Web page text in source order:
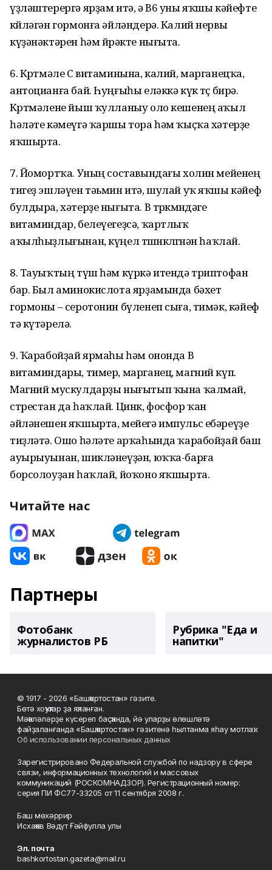
үҙләштерергә ярҙам итә, ә В6 уны яҡшы кәйефте
көйләгән гормонға әйләндерә. Калий нервы
күҙәнәктәрен һәм йөрәкте нығыта.
6. Көртмәле С витаминына, калий, марганецҡа,
антоцианға бай. Һуңғыһы еләккә күк төҫ бирә.
Көртмәлене йыш ҡулланыу оло кешенең аҡыл
һәләте кәмеүгә ҡаршы тора һәм ҡыҫҡа хәтерҙе
яҡшырта.
7. Йомортҡа. Уның составындағы холин мейенең
тигеҙ эшләүен тәьмин итә, шулай уҡ яҡшы кәйеф
булдыра, хәтерҙе нығыта. В төркөмөндәге
витаминдар, белеүегеҙсә, ҡартлыҡ
аҡылһыҙлығынан, күңел төшөнкөлөгөнән һаҡлай.
8. Тауыҡтың түш һәм күркә итендә триптофан
бар. Был аминокислота ярҙамында бәхет
гормоны – серотонин бүленеп сыға, тимәк, кәйеф
тә күтәрелә.
9. Ҡарабойҙай ярмаһы һәм ононда В
витаминдары, тимер, марганец, магний күп.
Магний мускулдарҙы нығытып ҡына ҡалмай,
стрестан да һаҡлай. Цинк, фосфор ҡан
әйләнешен яҡшырта, мейегә импульс ебәреүҙе
тиҙләтә. Ошо һәләте арҡаһында ҡарабойҙай баш
ауырыуынан, шикләнеүҙән, юҡҡа-барға
борсолоуҙан һаҡлай, йоҡоно яҡшырта.
Читайте нас
Партнеры
Фотобанк
журналистов РБ
Рубрика "Еда и
напитки"
© 1917 - 2026 «Башҡортостан» гәзите.
Бөтә хоҡуҡтар ҙа яҡланған.
Мәҡәләләрҙе күсереп баҫҡанда, йә уларҙы өлөшләтә
файҙаланғанда «Башҡортостан» гәзитенә һылтанма яһау мотлаҡ.
Об использовании персональных данных
Зарегистрировано Федеральной службой по надзору в сфере
связи, информационных технологий и массовых
коммуникаций (РОСКОМНАДЗОР). Регистрационный номер:
серия ПИ ФС77-33205 от 11 сентября 2008 г.
Баш мөхәррир
Исхаҡов Вәдүт Ғәйфулла улы
Эл. почта
bashkortostan.gazeta@mail.ru